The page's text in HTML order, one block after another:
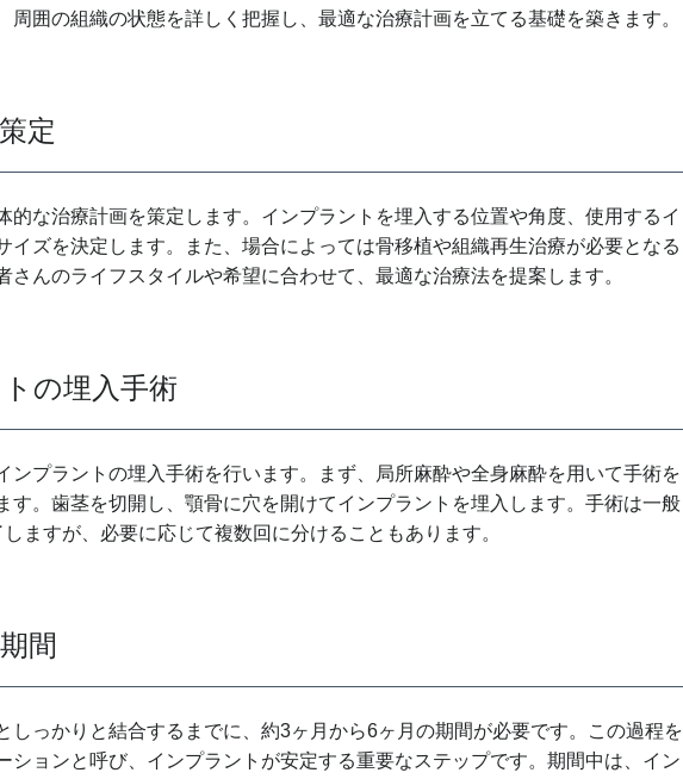
周囲の組織の状態を詳しく把握し、最適な治療計画を立てる基礎を築きます。
定
的な治療計画を策定します。インプラントを埋入する位置や角度、使用するイ
イズを決定します。また、場合によっては骨移植や組織再生治療が必要となる
さんのライフスタイルや希望に合わせて、最適な治療法を提案します。
の埋入手術
ンプラントの埋入手術を行います。まず、局所麻酔や全身麻酔を用いて手術を
す。歯茎を切開し、顎骨に穴を開けてインプラントを埋入します。手術は一般
ますが、必要に応じて複数回に分けることもあります。
間
しっかりと結合するまでに、約3ヶ月から6ヶ月の期間が必要です。この過程を
ションと呼び、インプラントが安定する重要なステップです。期間中は、イン